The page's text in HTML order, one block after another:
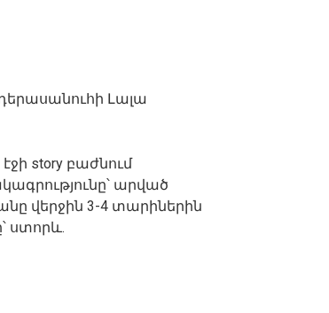
Լալա
story բաժնում
արված
վերջին 3-4 տարիներին
ստորև.